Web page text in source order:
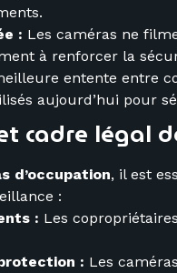
: Les caméras ne
à renforcer la
entente entre
aujourd’hui pour
cadre légal
d’occupation, il est
:
: Les
: Les